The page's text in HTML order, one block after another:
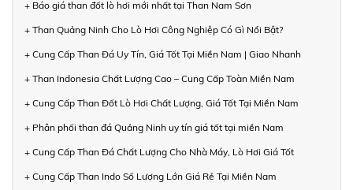
+ Báo giá than đốt lò hơi mới nhất tại Than Nam Sơn
+ Than Quảng Ninh Cho Lò Hơi Công Nghiệp Có Gì Nổi Bật?
+ Cung Cấp Than Đá Uy Tín, Giá Tốt Tại Miền Nam | Giao Nhanh
+ Than Indonesia Chất Lượng Cao – Cung Cấp Toàn Miền Nam
+ Cung Cấp Than Đốt Lò Hơi Chất Lượng, Giá Tốt Tại Miền Nam
+ Phân phối than đá Quảng Ninh uy tín giá tốt tại miền Nam
+ Cung Cấp Than Đá Chất Lượng Cho Nhà Máy, Lò Hơi Giá Tốt
+ Cung Cấp Than Indo Số Lượng Lớn Giá Rẻ Tại Miền Nam